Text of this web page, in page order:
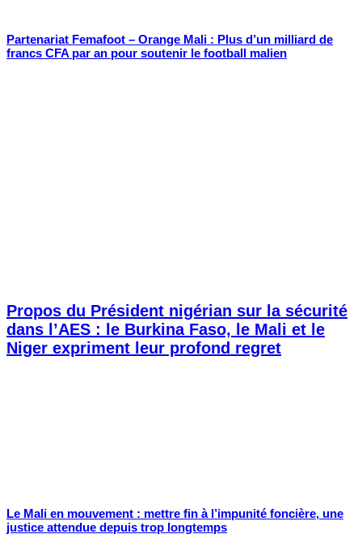
Partenariat Femafoot – Orange Mali : Plus d’un milliard de
francs CFA par an pour soutenir le football malien
Propos du Président nigérian sur la sécurité
dans l’AES : le Burkina Faso, le Mali et le
Niger expriment leur profond regret
Le Mali en mouvement : mettre fin à l’impunité foncière, une
justice attendue depuis trop longtemps